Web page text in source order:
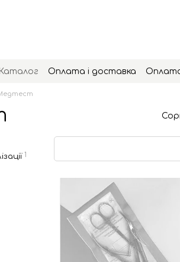
Каталог Оплата і доставка
1